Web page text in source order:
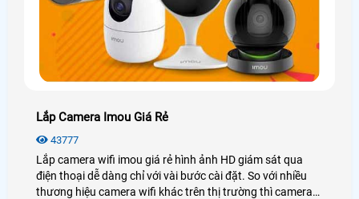
Lắp Camera Imou Giá Rẻ
43777
Lắp camera wifi imou giá rẻ hình ảnh HD giám sát qua
điện thoại dễ dàng chỉ với vài bước cài đặt. So với nhiều
thương hiệu camera wifi khác trên thị trường thì camera